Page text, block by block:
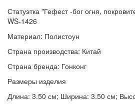
Статуэтка "Гефест -бог огня,
WS-1426
Материал: Полистоун
Страна производства: Китай
Страна бренда: Гонконг
Размеры изделия
Длина: 3.50 см; Ширина: 3.50 см;